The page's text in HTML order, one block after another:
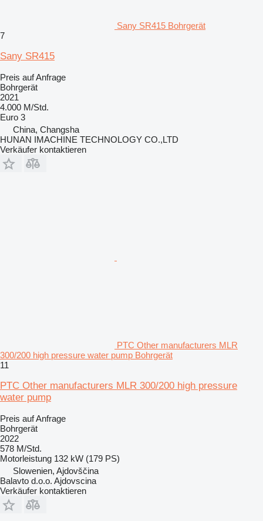
Sany SR415 Bohrgerät
7
Sany SR415
Preis auf Anfrage
Bohrgerät
2021
4.000 M/Std.
Euro 3
China, Changsha
HUNAN IMACHINE TECHNOLOGY CO.,LTD
Verkäufer kontaktieren
PTC Other manufacturers MLR
300/200 high pressure water pump Bohrgerät
11
PTC Other manufacturers MLR 300/200 high pressure
water pump
Preis auf Anfrage
Bohrgerät
2022
578 M/Std.
Motorleistung 132 kW (179 PS)
Slowenien, Ajdovščina
Balavto d.o.o. Ajdovscina
Verkäufer kontaktieren